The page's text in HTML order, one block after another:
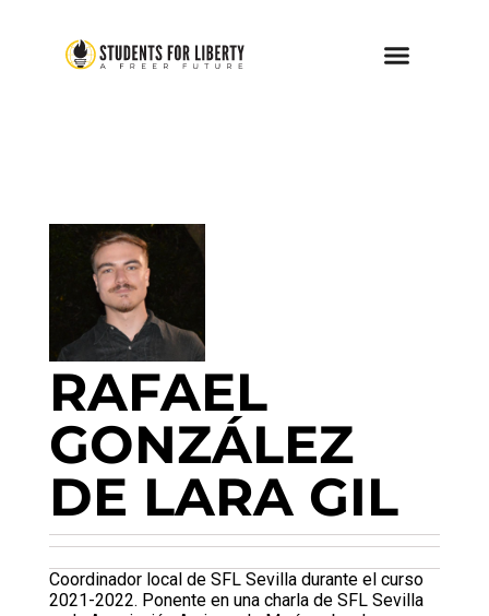
RAFAEL
GONZÁLEZ
DE LARA GIL
Coordinador local de SFL Sevilla durante el curso
2021-2022. Ponente en una charla de SFL Sevilla